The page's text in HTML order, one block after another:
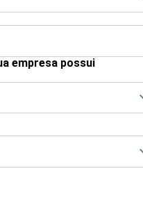
empresa possui